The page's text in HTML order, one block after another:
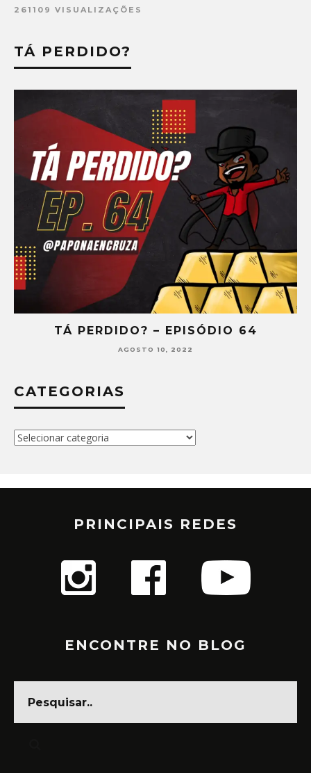
261109 VISUALIZAÇÕES
TÁ PERDIDO?
TÁ PERDIDO? – EPISÓDIO 64
AGOSTO 10, 2022
CATEGORIAS
Categorias
PRINCIPAIS REDES
ENCONTRE NO BLOG